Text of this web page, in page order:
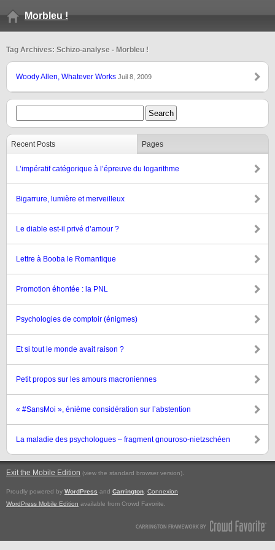
Morbleu !
Tag Archives: Schizo-analyse - Morbleu !
Woody Allen, Whatever Works Juil 8, 2009
Recent Posts Pages
L’impératif catégorique à l’épreuve du logarithme
Bigarrure, lumière et merveilleux
Le diable est-il privé d’amour ?
Lettre à Booba le Romantique
Promotion éhontée : la PNL
Psychologies de comptoir (énigmes)
Et si tout le monde avait raison ?
Petit propos sur les amours macroniennes
« #SansMoi », énième considération sur l’abstention
La maladie des psychologues – fragment gnouroso-nietzschéen
Exit the Mobile Edition (view the standard browser version).
Proudly powered by WordPress and Carrington Connexion
WordPress Mobile Edition available from Crowd Favorite.